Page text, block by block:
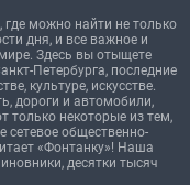
где можно найти не только
дня, и все важное и
Здесь вы отыщете
Петербурга, последние
культуре, искусстве.
дороги и автомобили,
только некоторые из тем,
сетевое общественно-
«Фонтанку»! Наша
десятки тысяч